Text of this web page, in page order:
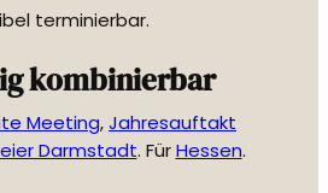
terminierbar.
kombinierbar
Meeting,Jahresauftakt
Darmstadt. FürHessen.